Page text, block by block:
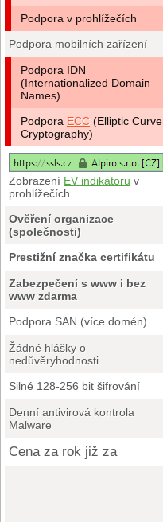
Podpora v prohlížečích
Podpora mobilních zařízení
Podpora IDN
(Internationalized Domain
Names)
Podpora ECC (Elliptic Curve
Cryptography)
Zobrazení EV indikátoru v
prohlížečích
Ověření organizace
(společnosti)
Prestižní značka certifikátu
Zabezpečení s www i bez
www zdarma
Podpora SAN (více domén)
Žádné hlášky o
nedůvěryhodnosti
Silné 128-256 bit šifrování
Denní antivirová kontrola
Malware
Cena za rok již za